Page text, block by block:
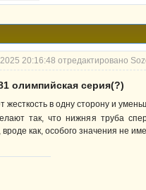
20:16:48 отредактировано
олимпийская серия(?)
жесткость в одну сторону и
так, что нижняя труба
как, особого значения не